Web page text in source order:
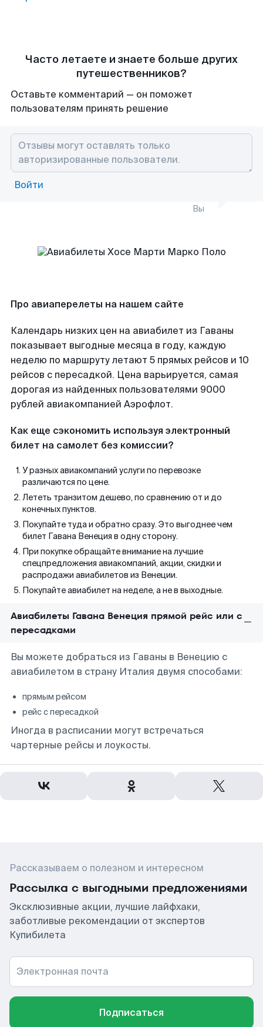
Часто летаете и знаете больше других
путешественников?
Оставьте комментарий — он поможет
пользователям принять решение
Войти
Вы
Про авиаперелеты на нашем сайте
Календарь низких цен на авиабилет из Гаваны
показывает выгодные месяца в году, каждую
неделю по маршруту летают 5 прямых рейсов и 10
рейсов с пересадкой. Цена варьируется, самая
дорогая из найденных пользователями 9000
рублей авиакомпанией Аэрофлот.
Как еще сэкономить используя электронный
билет на самолет без комиссии?
У разных авиакомпаний услуги по перевозке
различаются по цене.
Лететь транзитом дешево, по сравнению от и до
конечных пунктов.
Покупайте туда и обратно сразу. Это выгоднее чем
билет Гавана Венеция в одну сторону.
При покупке обращайте внимание на лучшие
спецпредложения авиакомпаний, акции, скидки и
распродажи авиабилетов из Венеции.
Покупайте авиабилет на неделе, а не в выходные.
Авиабилеты Гавана Венеция прямой рейс или с
пересадками
Вы можете добраться из Гаваны в Венецию с
авиабилетом в страну Италия двумя способами:
прямым рейсом
рейс с пересадкой
Иногда в расписании могут встречаться
чартерные рейсы и лоукосты.
Рассказываем о полезном и интересном
Рассылка с выгодными предложениями
Эксклюзивные акции, лучшие лайфхаки,
заботливые рекомендации от экспертов
Купибилета
Электронная почта
Подписаться